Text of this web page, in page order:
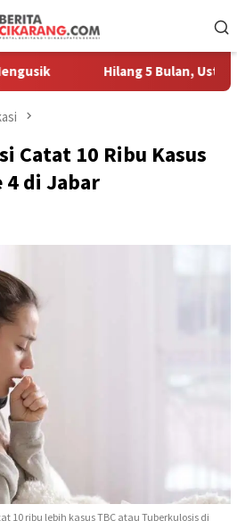
Hilang 5 Bulan, Ustadz Ujang
Catat 10 Ribu Kasus
4 di Jabar
10 ribu lebih kasus TBC atau Tuberkulosis di